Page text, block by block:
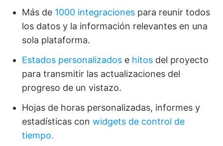
Más de 1000 integraciones para reunir todos
los datos y la información relevantes en una
sola plataforma.
Estados personalizados e hitos del proyecto
para transmitir las actualizaciones del
progreso de un vistazo.
Hojas de horas personalizadas, informes y
estadísticas con widgets de control de
tiempo.